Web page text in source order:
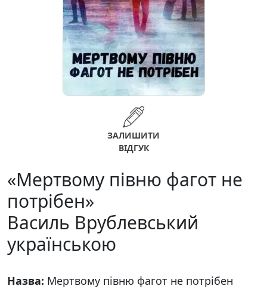
ЗАЛИШИТИ
ВІДГУК
«Мертвому півню фагот не
потрібен»
Василь Врублевський
українською
Назва: Мертвому півню фагот не потрібен